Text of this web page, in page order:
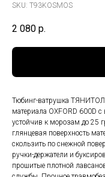
SKU: T93KOSMOS
2 080 р.
Тюбинг-ватрушка
материала OXFORD 600D
устойчив к морозам до 25
глянцевая поверхность
скользить по снежной
ручки-держатели и
прошитые плотной